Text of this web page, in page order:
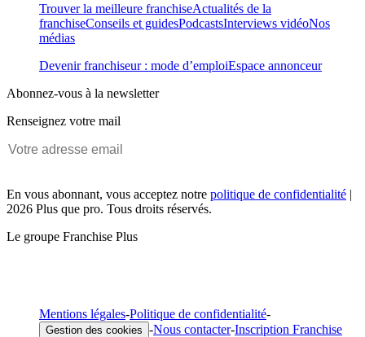
Trouver la meilleure franchiseActualités de la
franchiseConseils et guidesPodcastsInterviews vidéoNos
médias
Devenir franchiseur : mode d’emploiEspace annonceur
Abonnez-vous à la newsletter
Renseignez votre mail
En vous abonnant, vous acceptez notre politique de confidentialité |
2026 Plus que pro. Tous droits réservés.
Le groupe Franchise Plus
Mentions légales-Politique de confidentialité-
Gestion des cookies -Nous contacter-Inscription Franchise